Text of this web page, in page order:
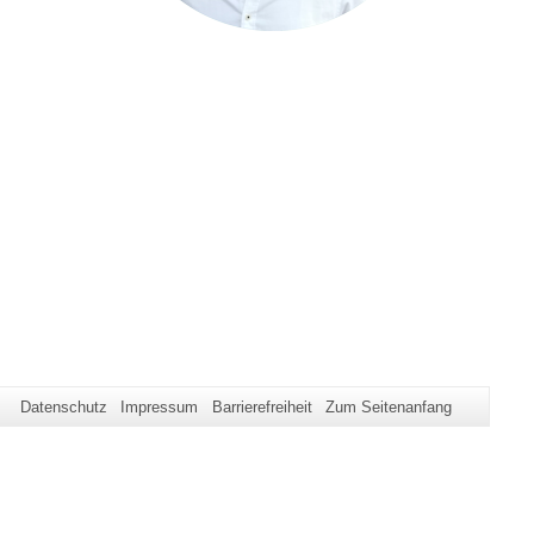
Datenschutz Impressum Barrierefreiheit Zum Seitenanfang